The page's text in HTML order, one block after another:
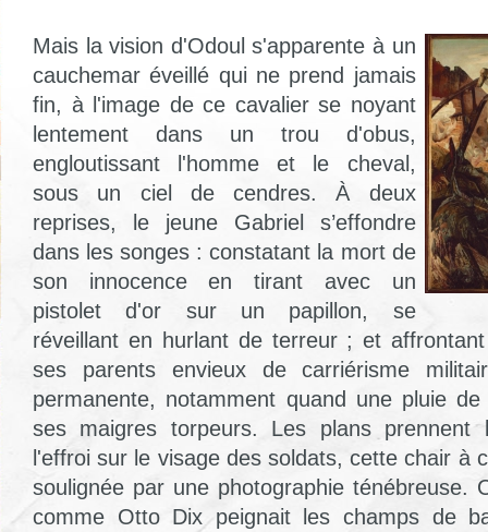
Mais la vision d'Odoul s'apparente à un
cauchemar éveillé qui ne prend jamais
fin, à l'image de ce cavalier se noyant
lentement dans un trou d'obus,
engloutissant l'homme et le cheval,
sous un ciel de cendres. À deux
reprises, le jeune Gabriel s’effondre
dans les songes : constatant la mort de
son innocence en tirant avec un
pistolet d'or sur un papillon, se
réveillant en hurlant de terreur ; et
ses parents envieux de carriérisme
permanente, notamment quand une pluie
ses maigres torpeurs. Les plans
l'effroi sur le visage des soldats, cette chair à
soulignée par une photographie ténébreuse.
comme Otto Dix peignait les champs de